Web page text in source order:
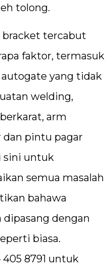
tolong.
bracket tercabut
faktor, termasuk
yang tidak
welding,
arm
dan pintu pagar
sini untuk
semua masalah
bahawa
dengan
biasa.
405 8791 untuk